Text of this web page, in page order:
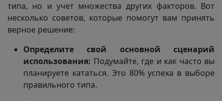
типа, но и учет множества других факторов. Вот
несколько советов, которые помогут вам принять
верное решение:
Определите свой основной сценарий
использования: Подумайте, где и как часто вы
планируете кататься. Это 80% успеха в выборе
правильного типа.